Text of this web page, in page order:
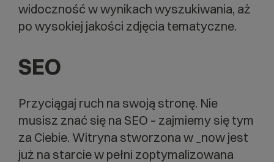
widoczność w wynikach wyszukiwania, aż
po wysokiej jakości zdjęcia tematyczne.
SEO
Przyciągaj ruch na swoją stronę. Nie
musisz znać się na SEO – zajmiemy się tym
za Ciebie. Witryna stworzona w _now jest
już na starcie w pełni zoptymalizowana